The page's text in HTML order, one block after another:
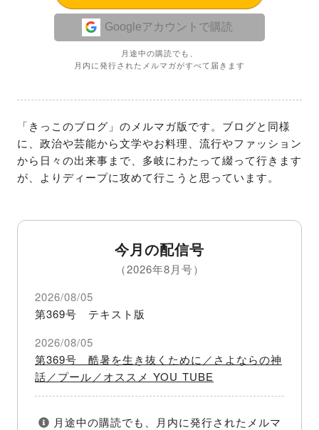
Googleアカウントで購読
月途中の購読でも、
月内に発行されたメルマガがすべて届きます
「きっこのブログ」のメルマガ版です。ブログと同様
に、政治や芸能から文学やお料理、流行やファッション
から日々の出来事まで、多岐にわたって綴って行きます
が、よりディープに攻めて行こうと思っています。
今月の配信号
（2026年8月号）
2026/08/05
第369号 テキスト版
2026/08/05
第369号 酷暑を生き抜くために／さよならの神
話／プール／オススメ YOU TUBE
月途中の購読でも、月内に発行されたメルマ